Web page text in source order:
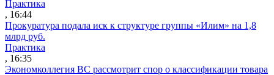
Практика
, 16:44
Прокуратура подала иск к структуре группы «Илим» на 1,8
млрд руб.
Практика
, 16:35
Экономколлегия ВС рассмотрит спор о классификации товара